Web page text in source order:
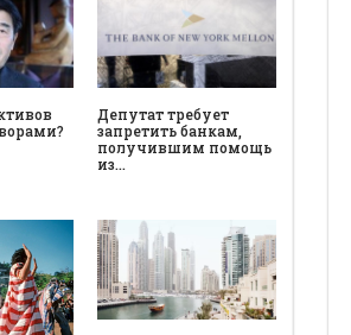
Депутат требует
запретить банкам,
получившим помощь
из…